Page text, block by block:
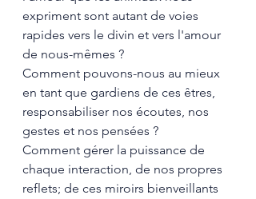
expriment sont autant de voies
rapides vers le divin et vers l'amour
de nous-mêmes ?
Comment pouvons-nous au mieux
en tant que gardiens de ces êtres,
responsabiliser nos écoutes, nos
gestes et nos pensées ?
Comment gérer la puissance de
chaque interaction, de nos propres
reflets; de ces miroirs bienveillants